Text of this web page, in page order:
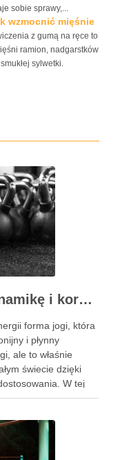
sobie sprawy,...
wzmocnić mięśnie
z gumą na ręce to
ramion, nadgarstków
sylwetki.
Joga Vinyasa – odkryj dynamikę i korzyści tej praktyki
forma jogi, która
i płynny
ale to właśnie
świecie dzięki
W tej
z oddechem, co